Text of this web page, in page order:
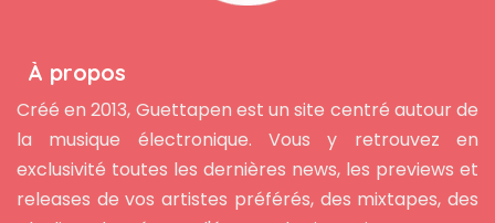
À propos
Créé en 2013, Guettapen est un site centré autour de
la musique électronique. Vous y retrouvez en
exclusivité toutes les dernières news, les previews et
releases de vos artistes préférés, des mixtapes, des